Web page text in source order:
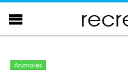
Animales